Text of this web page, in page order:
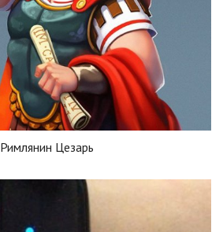
Римлянин Цезарь